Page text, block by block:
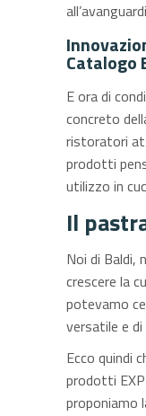
Catalogo
E ora di
concreto
ristoratori
prodotti
utilizzo in
Il
Noi di Baldi,
crescere la
potevamo
versatile e
Ecco quindi
prodotti
proponiamo